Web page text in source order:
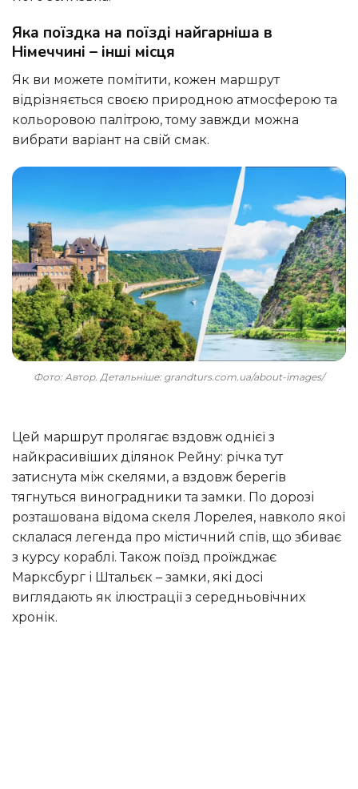
Яка поїздка на поїзді найгарніша в
Німеччині – інші місця
Як ви можете помітити, кожен маршрут
відрізняється своєю природною атмосферою та
кольоровою палітрою, тому завжди можна
вибрати варіант на свій смак.
Фото: Автор. Детальніше: grandturs.com.ua/about-images/
Цей маршрут пролягає вздовж однієї з
найкрасивіших ділянок Рейну: річка тут
затиснута між скелями, а вздовж берегів
тягнуться виноградники та замки. По дорозі
розташована відома скеля Лорелея, навколо якої
склалася легенда про містичний спів, що збиває
з курсу кораблі. Також поїзд проїжджає
Марксбург і Штальєк – замки, які досі
виглядають як ілюстрації з середньовічних
хронік.